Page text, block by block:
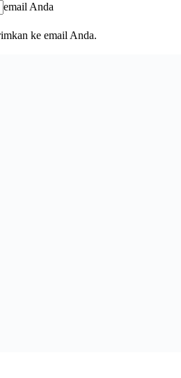
email Anda
ke email Anda.